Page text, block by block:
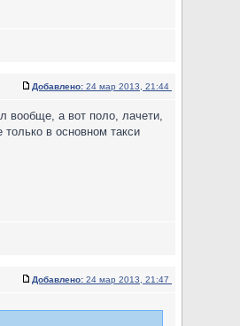
Добавлено: 24 мар 2013, 21:44
вообще, а вот поло, лачети,
в основном такси
Добавлено: 24 мар 2013, 21:47